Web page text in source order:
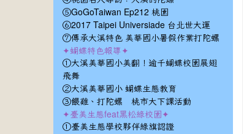
⑤GoGoTaiwan Ep212 桃園
⑥2017 Taipei Universiade 台北世大運
⑦傳承大溪特色 美華國小暑假作業打陀螺
✦蝴蝶特色報導✦
①大溪美華國小美翻！逾千蝴蝶校園展翅
飛舞
②大溪美華國小 蝴蝶生態教育
③餵雞、打陀螺 桃市大下課活動
✦臺美生態feat黑松綠校園✦
①臺美生態學校夥伴綠旗認證